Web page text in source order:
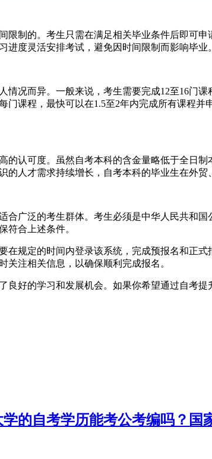
限制的。考生只需在满足相关毕业条件后即可
度灵活安排考试，避免因时间限制而影响毕业。
情况而异。一般来说，考生需要完成12至16门
门课程，最快可以在1.5至2年内完成所有课程
的认可度。虽然自考本科的含金量略低于全日
人才需求持续增长，自考本科的毕业生在外贸
合广泛的考生群体。考生必须是中华人民共和
符合上述条件。
在规定的时间内登录该系统，完成预报名和正
关注相关信息，以确保顺利完成报名。
良好的学习和发展机会。如果你希望通过自考
学的自考学历能考公考编吗？国